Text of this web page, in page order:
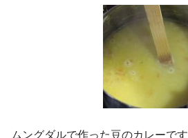
ムングダルで作った豆のカレーで